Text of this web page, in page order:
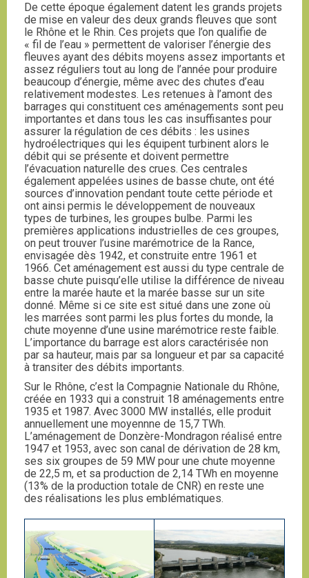
De cette époque également datent les grands projets
de mise en valeur des deux grands fleuves que sont
le Rhône et le Rhin. Ces projets que l’on qualifie de
« fil de l’eau » permettent de valoriser l’énergie des
fleuves ayant des débits moyens assez importants et
assez réguliers tout au long de l’année pour produire
beaucoup d’énergie, même avec des chutes d’eau
relativement modestes. Les retenues à l’amont des
barrages qui constituent ces aménagements sont peu
importantes et dans tous les cas insuffisantes pour
assurer la régulation de ces débits : les usines
hydroélectriques qui les équipent turbinent alors le
débit qui se présente et doivent permettre
l’évacuation naturelle des crues. Ces centrales
également appelées usines de basse chute, ont été
sources d’innovation pendant toute cette période et
ont ainsi permis le développement de nouveaux
types de turbines, les groupes bulbe. Parmi les
premières applications industrielles de ces groupes,
on peut trouver l’usine marémotrice de la Rance,
envisagée dès 1942, et construite entre 1961 et
1966. Cet aménagement est aussi du type centrale de
basse chute puisqu’elle utilise la différence de niveau
entre la marée haute et la marée basse sur un site
donné. Même si ce site est situé dans une zone où
les marrées sont parmi les plus fortes du monde, la
chute moyenne d’une usine marémotrice reste faible.
L’importance du barrage est alors caractérisée non
par sa hauteur, mais par sa longueur et par sa capacité
à transiter des débits importants.
Sur le Rhône, c’est la Compagnie Nationale du Rhône,
créée en 1933 qui a construit 18 aménagements entre
1935 et 1987. Avec 3000 MW installés, elle produit
annuellement une moyennne de 15,7 TWh.
L’aménagement de Donzère-Mondragon réalisé entre
1947 et 1953, avec son canal de dérivation de 28 km,
ses six groupes de 59 MW pour une chute moyenne
de 22,5 m, et sa production de 2,14 TWh en moyenne
(13% de la production totale de CNR) en reste une
des réalisations les plus emblématiques.